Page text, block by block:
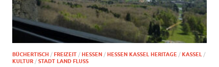
BÜCHERTISCH / FREIZEIT / HESSEN / HESSEN KASSEL HERITAGE / KASSEL /
KULTUR / STADT LAND FLUSS